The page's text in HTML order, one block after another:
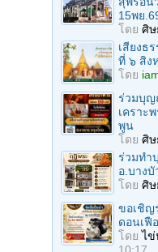
15พย
โดย ศิษ
เสียงธ
ที่ ๖ สิง
โดย
ร่วมบุญ
เคราะ
พูน
โดย ศิษ
ร่วมทํา
อ.บาง
โดย ศิษ
ขอเชิญ
ดอนเฟื
โดยไข่